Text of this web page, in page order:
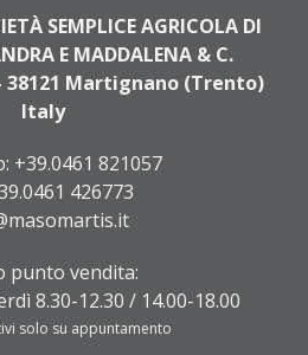
SEMPLICE AGRICOLA DI
E MADDALENA & C.
38121 Martignano (Trento)
Italy
+39.0461 821057
426773
punto vendita:
8.30-12.30 / 14.00-18.00
solo su appuntamento